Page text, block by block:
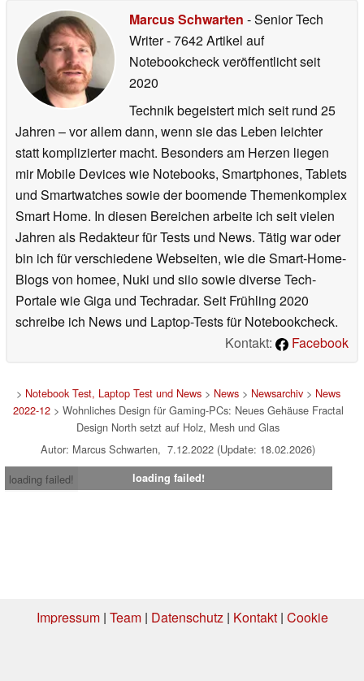
Marcus Schwarten - Senior Tech
Writer- 7642 Artikel auf
Notebookcheck veröffentlichtseit
2020
Technik begeistert mich seit rund 25
Jahren – vor allem dann, wenn sie das Leben leichter
statt komplizierter macht. Besonders am Herzen liegen
mir Mobile Devices wie Notebooks, Smartphones, Tablets
und Smartwatches sowie der boomende Themenkomplex
Smart Home. In diesen Bereichen arbeite ich seit vielen
Jahren als Redakteur für Tests und News. Tätig war oder
bin ich für verschiedene Webseiten, wie die Smart-Home-
Blogs von homee, Nuki und siio sowie diverse Tech-
Portale wie Giga und Techradar. Seit Frühling 2020
schreibe ich News und Laptop-Tests für Notebookcheck.
Kontakt:
Facebook
> Notebook Test, Laptop Test und News> News> Newsarchiv> News
2022-12> Wohnliches Design für Gaming-PCs: Neues Gehäuse Fractal
Design North setzt auf Holz, Mesh und Glas
Autor: Marcus Schwarten, 7.12.2022 (Update: 18.02.2026)
loading failed!
loading failed!
Impressum| Team| Datenschutz| Kontakt| Cookie